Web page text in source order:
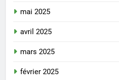
mai 2025
avril 2025
mars 2025
février 2025